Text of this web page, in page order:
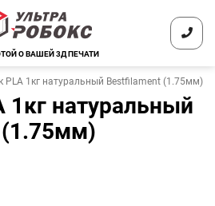
О ВАШЕЙ 3Д ПЕЧАТИ
PLA 1кг натуральный Bestfilament (1.75мм)
1кг натуральный
(1.75мм)